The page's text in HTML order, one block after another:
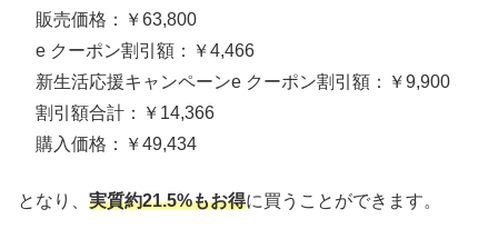
販売価格：￥63,800
e クーポン割引額：￥4,466
新生活応援キャンペーンe クーポン割引額：￥9,900
割引額合計：￥14,366
購入価格：￥49,434
となり、 実質約21.5%もお得に買うことができます。